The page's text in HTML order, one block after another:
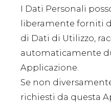
I Dati Personali
liberamente forniti
di Dati di Utilizzo,
automaticamente
Applicazione.
Se non
richiesti da questa